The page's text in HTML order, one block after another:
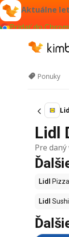
Aktuálne
Pridať do
Ponuky
Lidl
Pre
Lidl Pizza
Lidl Sushi